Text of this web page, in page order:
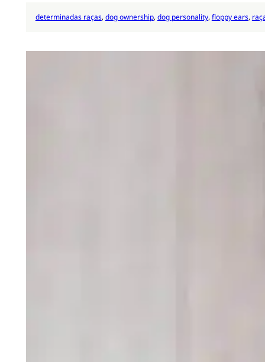
determinadas raças, dog ownership, dog personality, floppy ears,